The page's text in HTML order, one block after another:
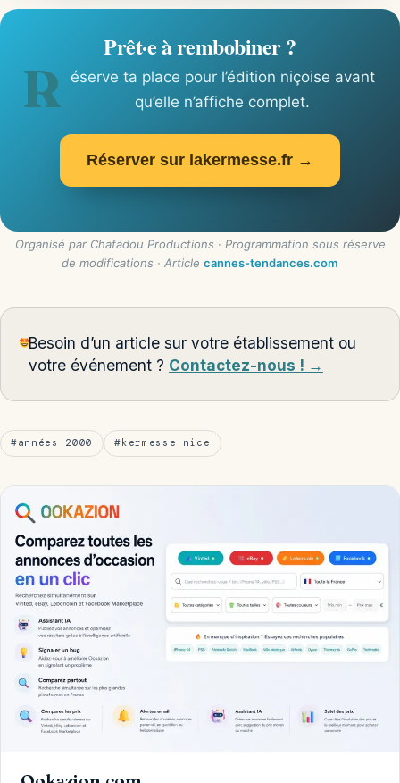
Prêt·e à rembobiner ?
R éserve ta place pour l’édition niçoise avant
qu’elle n’affiche complet.
Réserver sur lakermesse.fr →
Organisé par Chafadou Productions · Programmation sous réserve
de modifications · Article cannes-tendances.com
Besoin d’un article sur votre établissement ou
votre événement ? Contactez-nous ! →
#années 2000 #kermesse nice